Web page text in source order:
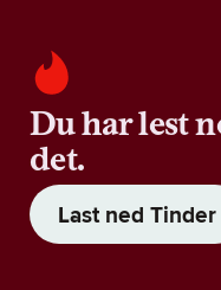
Du har lest
det.
Last ned Tinder